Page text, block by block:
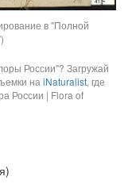
в "Полной
России"? Загружай
на iNaturalist, где
России | Flora of